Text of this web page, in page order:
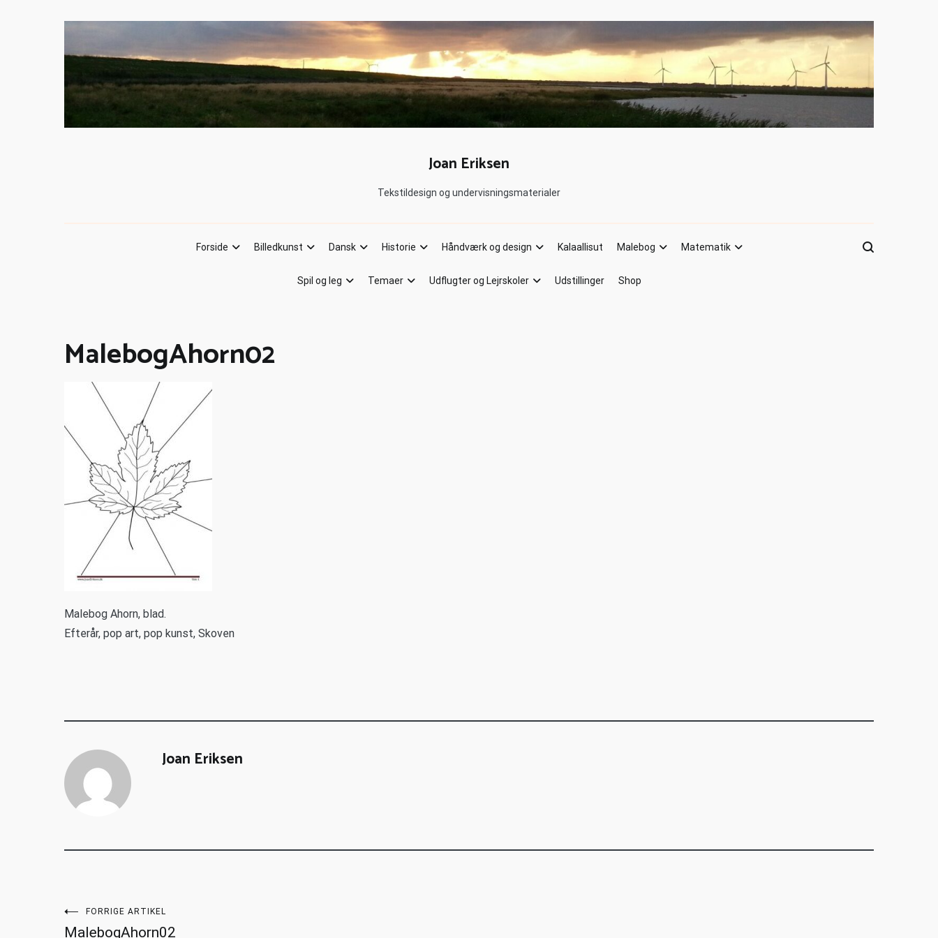
Joan Eriksen
Tekstildesign og undervisningsmaterialer
Forside Billedkunst Dansk Historie Håndværk og design Kalaallisut Malebog Matematik
Spil og leg Temaer Udflugter og Lejrskoler Udstillinger Shop
MalebogAhorn02
Malebog Ahorn, blad.
Efterår, pop art, pop kunst, Skoven
Joan Eriksen
FORRIGE ARTIKEL
MalebogAhorn02